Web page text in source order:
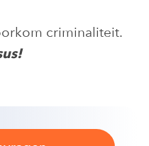
criminaliteit.